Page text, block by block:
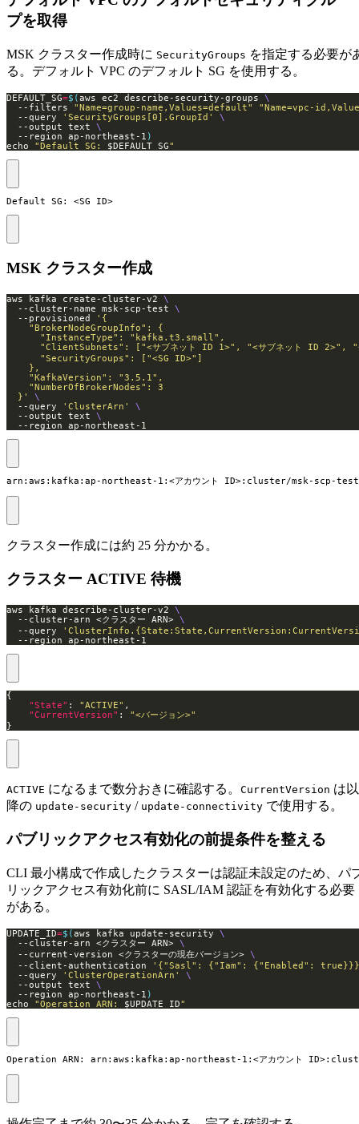
プを取得
MSK クラスター作成時に SecurityGroups を指定する必要が
る。デフォルト VPC のデフォルト SG を使用する。
DEFAULT_SG=$(aws ec2 describe-security-groups
  --filters
"Name=group-name,Values=default"
"Name=vpc-
  --query
'SecurityGroups[0].GroupId'
  --output text
  --region ap-northeast-1
)
echo "Default SG: $DEFAULT_SG"
Default SG: <SG ID>
MSK クラスター作成
aws kafka create-cluster-v2
  --cluster-name msk-scp-test
  --provisioned
  }'
  --query
'ClusterArn'
  --output text
  --region ap-northeast-1
arn:aws:kafka:ap-northeast-1:<アカウント ID>:cluster/msk-scp-test/
クラスター作成には約 25 分かかる。
クラスター ACTIVE 待機
aws kafka describe-cluster-v2
  --cluster-arn <クラスター ARN>
  --query
  --region ap-northeast-1
"State" : "ACTIVE"
"CurrentVersion" : "<バージョン>"
}
ACTIVE になるまで数分おきに確認する。 CurrentVersion は以
降の update-security / update-connectivity で使用する。
パブリックアクセス有効化の前提条件を整える
CLI 最小構成で作成したクラスターは認証未設定のため、パ
リックアクセス有効化前に SASL/IAM 認証を有効化する必要
がある。
UPDATE_ID=$(aws kafka update-security
  --cluster-arn <クラスター ARN>
  --current-version <クラスターの現在バージョン>
  --client-authentication
'{"Sasl": {"Iam": {"Enabled":
  --query
'ClusterOperationArn'
  --output text
  --region ap-northeast-1
)
echo "Operation ARN: $UPDATE_ID"
Operation ARN: arn:aws:kafka:ap-northeast-1:<アカウント